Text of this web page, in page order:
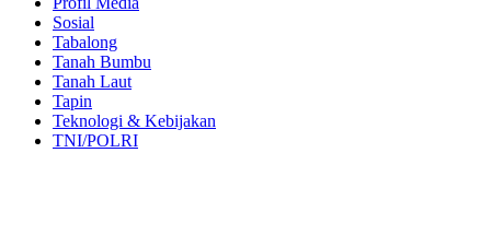
Sosial
Tabalong
Tanah Bumbu
Tanah Laut
Tapin
Teknologi & Kebijakan
TNI/POLRI